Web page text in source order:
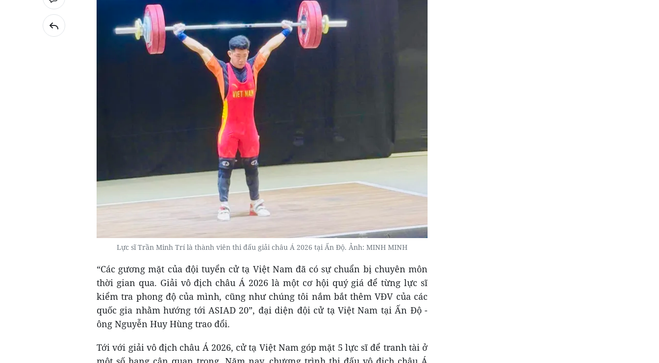
Lực sĩ Trần Minh Trí là thành viên thi đấu giải châu Á 2026 tại Ấn Độ. Ảnh: MINH MINH
“Các gương mặt của đội tuyển cử tạ Việt Nam đã có sự chuẩn bị chuyên môn
thời gian qua. Giải vô địch châu Á 2026 là một cơ hội quý giá để từng lực sĩ
kiểm tra phong độ của mình, cũng như chúng tôi nắm bắt thêm VĐV của các
quốc gia nhằm hướng tới ASIAD 20”, đại diện đội cử tạ Việt Nam tại Ấn Độ -
ông Nguyễn Huy Hùng trao đổi.
Tới với giải vô địch châu Á 2026, cử tạ Việt Nam góp mặt 5 lực sĩ để tranh tài ở